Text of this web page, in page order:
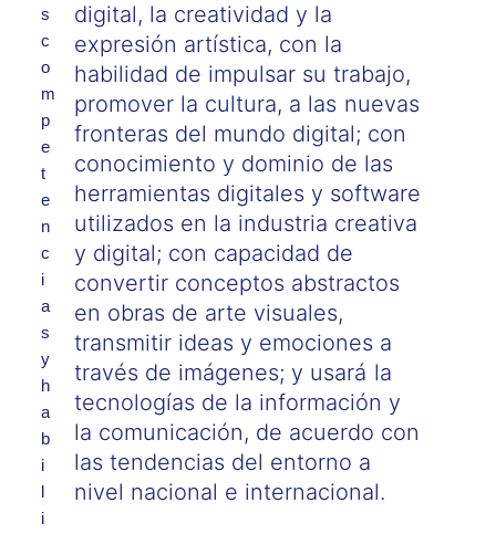
digital, la creatividad y la
expresión artística, con la
habilidad de impulsar su trabajo,
promover la cultura, a las nuevas
fronteras del mundo digital; con
conocimiento y dominio de las
herramientas digitales y software
utilizados en la industria creativa
y digital; con capacidad de
convertir conceptos abstractos
en obras de arte visuales,
transmitir ideas y emociones a
través de imágenes; y usará la
tecnologías de la información y
la comunicación, de acuerdo con
las tendencias del entorno a
nivel nacional e internacional.
s
c
o
m
p
e
t
e
n
c
i
a
s
y
h
a
b
i
l
i